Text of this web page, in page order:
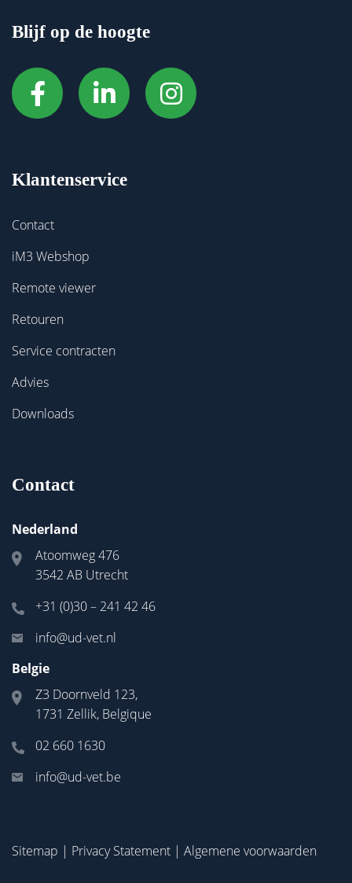
Blijf op de hoogte
Klantenservice
Contact
iM3 Webshop
Remote viewer
Retouren
Service contracten
Advies
Downloads
Contact
Nederland
Atoomweg 476
3542 AB Utrecht
+31 (0)30 – 241 42 46
info@ud-vet.nl
Belgie
Z3 Doornveld 123,
1731 Zellik, Belgique
02 660 1630
info@ud-vet.be
Sitemap | Privacy Statement | Algemene voorwaarden